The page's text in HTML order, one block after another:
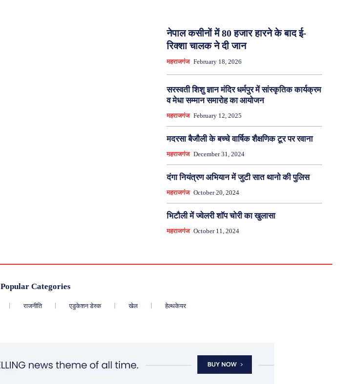
नेपाल कसीनों में 80 हजार हारने के बाद ई-
रिक्शा चालक ने दी जान
महराजगंज February 18, 2026
सरस्वती शिशु ज्ञान मंदिर धर्मपुर में सांस्कृतिक कार्यक्रम
व मेधा सम्मान समारोह का आयोजन
महराजगंज February 12, 2025
मदरसा बैजौली के बच्चे वार्षिक शैक्षणिक टूर पर रवाना
महराजगंज December 31, 2024
दंगा नियंत्रण अभियान में जुटी सात थानो की पुलिस
महराजगंज October 20, 2024
भिटौली में ज्वेलरी शॉप चोरी का खुलासा
महराजगंज October 11, 2024
Popular Categories
राजनीति एडुकेशन डेस्क खेल हेल्थकेयर